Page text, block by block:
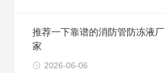
推荐一下靠谱的消防管防冻液厂
家
2026-06-06